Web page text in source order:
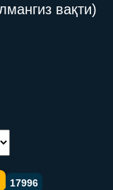
вақти)
17996